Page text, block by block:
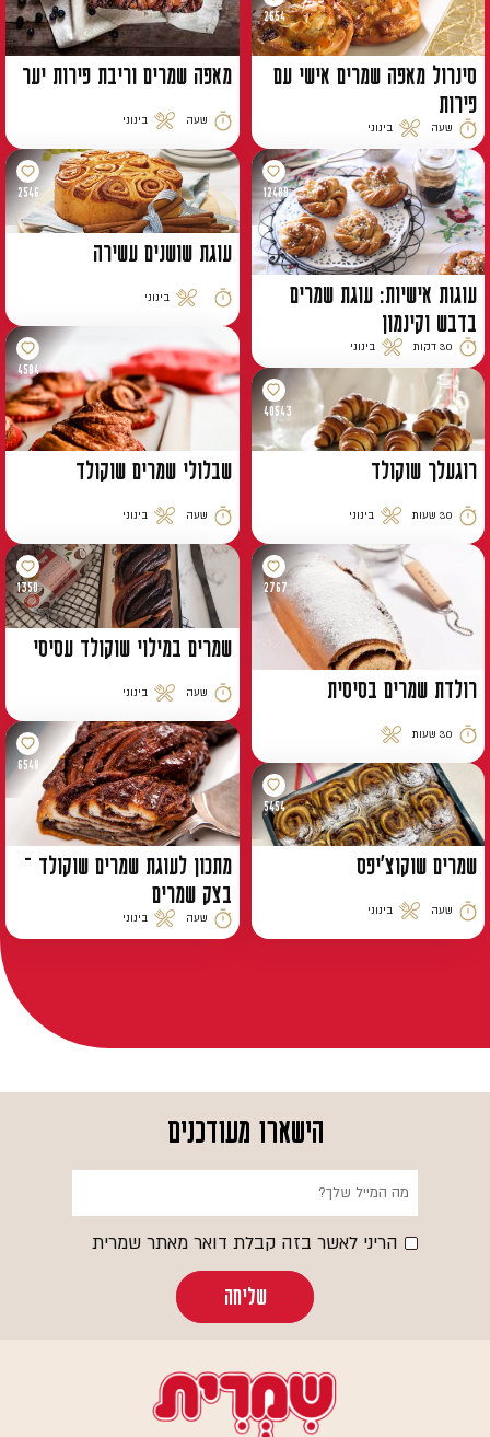
2654
סינרול מאפה שמרים אישי עם
פירות
זמן הכנה
שעה
רמת קושי
בינוני
מאפה שמרים וריבת פירות יער
זמן הכנה
שעה
רמת קושי
בינוני
12489
עוגות אישיות: עוגת שמרים
בדבש וקינמון
זמן הכנה
30 דקות
רמת קושי
בינוני
2546
עוגת שושנים עשירה
זמן הכנהרמת קושי
בינוני
40543
רוגעלך שוקולד
זמן הכנה
30 שעות
רמת קושי
בינוני
4584
שבלולי שמרים שוקולד
זמן הכנה
שעה
רמת קושי
בינוני
2767
רולדת שמרים בסיסית
זמן הכנה
30 שעות
רמת קושי
1350
שמרים במילוי שוקולד עסיסי
זמן הכנה
שעה
רמת קושי
בינוני
5454
שמרים שוקוצ’יפס
זמן הכנה
שעה
רמת קושי
בינוני
6548
מתכון לעוגת שמרים שוקולד –
בצק שמרים
זמן הכנה
שעה
רמת קושי
בינוני
הישארו מעודכנים
הריני לאשר בזה קבלת דואר מאתר שמרית
שליחה